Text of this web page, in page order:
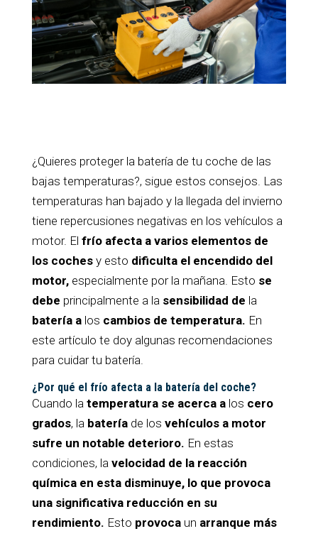
¿Quieres proteger la batería de tu coche de las
bajas temperaturas?, sigue estos consejos. Las
temperaturas han bajado y la llegada del invierno
tiene repercusiones negativas en los vehículos a
motor. El frío afecta a varios elementos de
los cochesy esto dificulta el encendido del
motor, especialmente por la mañana. Esto se
debe principalmente a la sensibilidad de la
batería a los cambios de temperatura. En
este artículo te doy algunas recomendaciones
para cuidar tu batería.
¿Por qué el frío afecta a la batería del coche?
Cuando la temperatura se acerca alos cero
grados, la bateríade los vehículos a motor
sufre un notable deterioro. En estas
condiciones, la velocidad de la reacción
química en esta disminuye, lo que provoca
una significativa reducción en su
rendimiento. Esto provocaun arranque más